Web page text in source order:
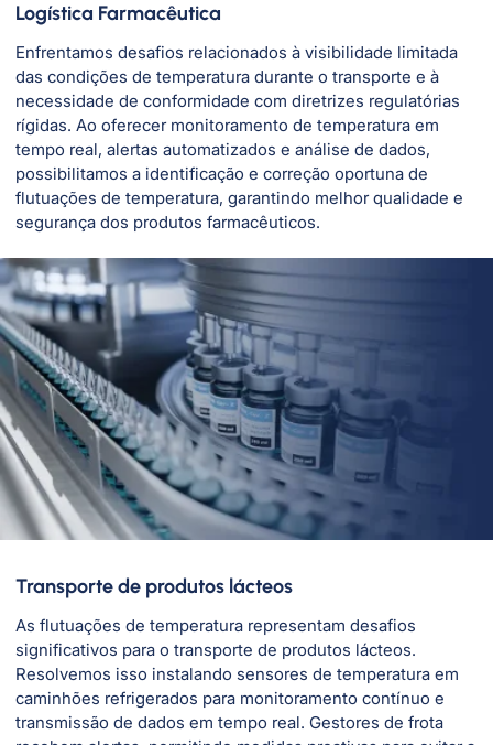
Logística Farmacêutica
Enfrentamos desafios relacionados à visibilidade limitada
das condições de temperatura durante o transporte e à
necessidade de conformidade com diretrizes regulatórias
rígidas. Ao oferecer monitoramento de temperatura em
tempo real, alertas automatizados e análise de dados,
possibilitamos a identificação e correção oportuna de
flutuações de temperatura, garantindo melhor qualidade e
segurança dos produtos farmacêuticos.
Transporte de produtos lácteos
As flutuações de temperatura representam desafios
significativos para o transporte de produtos lácteos.
Resolvemos isso instalando sensores de temperatura em
caminhões refrigerados para monitoramento contínuo e
transmissão de dados em tempo real. Gestores de frota